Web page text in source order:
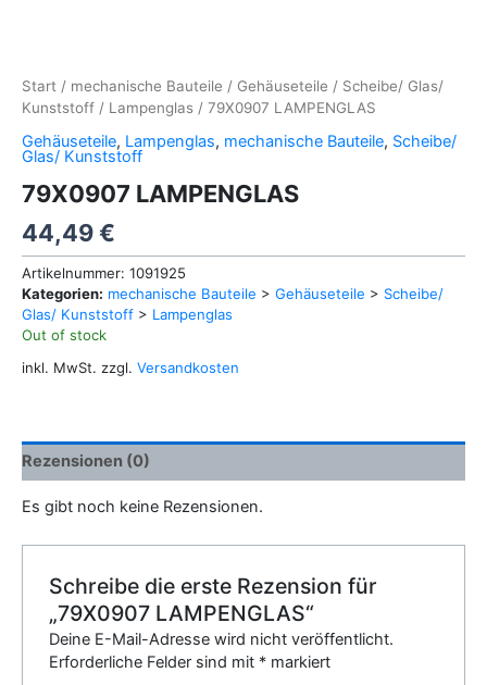
Start / mechanische Bauteile / Gehäuseteile / Scheibe/ Glas/
Kunststoff / Lampenglas / 79X0907 LAMPENGLAS
Gehäuseteile, Lampenglas, mechanische Bauteile, Scheibe/
Glas/ Kunststoff
79X0907 LAMPENGLAS
44,49€
Artikelnummer: 1091925
Kategorien: mechanische Bauteile > Gehäuseteile > Scheibe/
Glas/ Kunststoff > Lampenglas
Out of stock
inkl. MwSt. zzgl. Versandkosten
Rezensionen (0)
Es gibt noch keine Rezensionen.
Schreibe die erste Rezension für
„79X0907 LAMPENGLAS“
Deine E-Mail-Adresse wird nicht veröffentlicht.
Erforderliche Felder sind mit * markiert